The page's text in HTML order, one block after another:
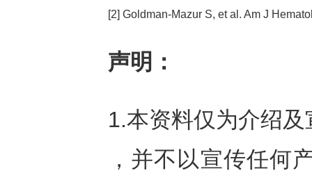
[2] Goldman-Mazur S, et al. Am J
声明：
1.本资料仅为介绍
，并不以宣传任何